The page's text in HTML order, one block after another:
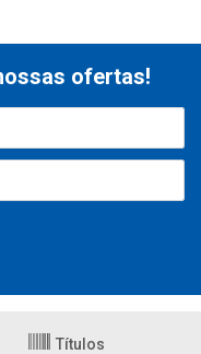
ofertas!
Títulos